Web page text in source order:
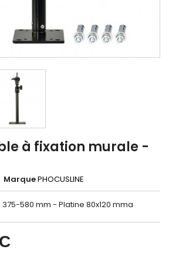
à fixation murale -
MarquePHOCUSLINE
580 mm - Platine 80x120 mma